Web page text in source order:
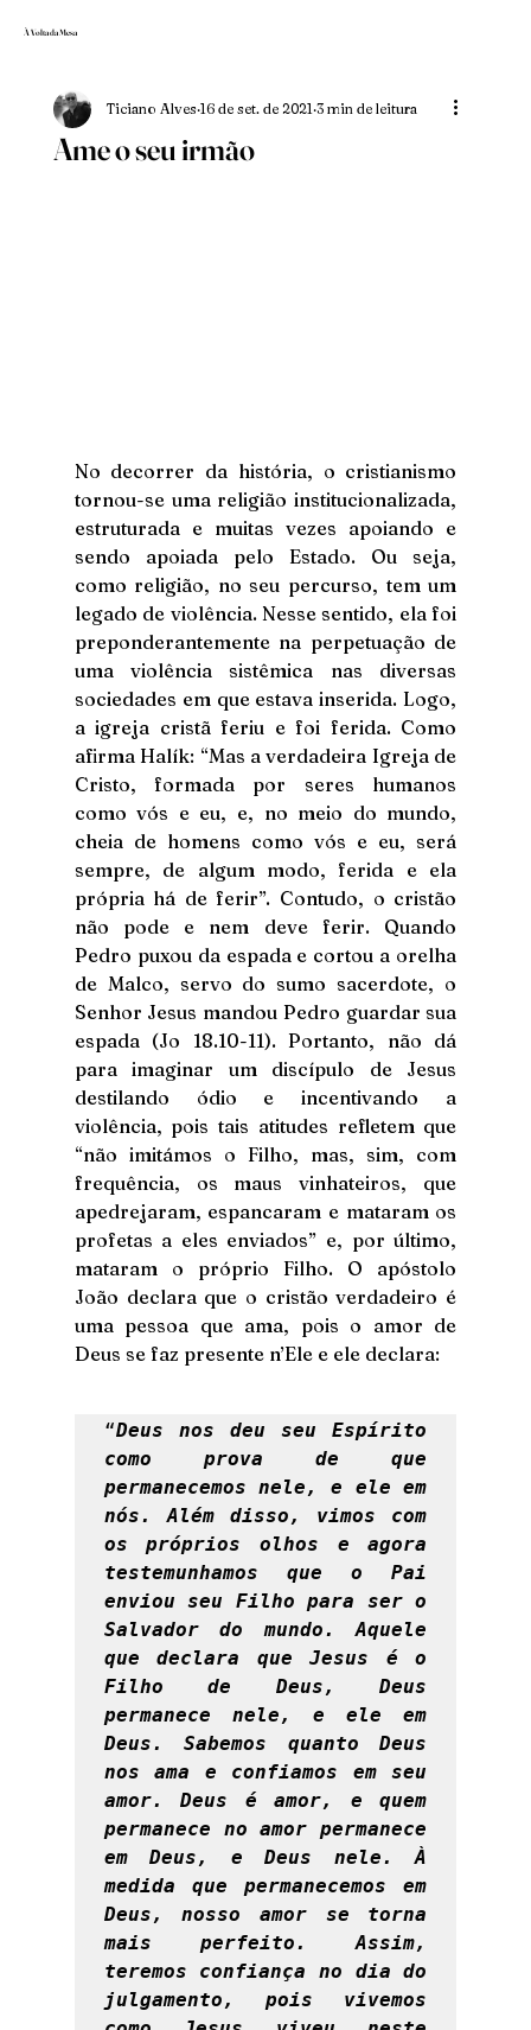
À Volta da Mesa
Ame o seu irmão
Ticiano Alves 16 de set. de 2021 3 min de leitura
No decorrer da história, o cristianismo
tornou-se uma religião institucionalizada,
estruturada e muitas vezes apoiando e
sendo apoiada pelo Estado. Ou seja,
como religião, no seu percurso, tem um
legado de violência. Nesse sentido, ela foi
preponderantemente na perpetuação de
uma violência sistêmica nas diversas
sociedades em que estava inserida. Logo,
a igreja cristã feriu e foi ferida. Como
afirma Halík: “Mas a verdadeira Igreja de
Cristo, formada por seres humanos
como vós e eu, e, no meio do mundo,
cheia de homens como vós e eu, será
sempre, de algum modo, ferida e ela
própria há de ferir”. Contudo, o cristão
não pode e nem deve ferir. Quando
Pedro puxou da espada e cortou a orelha
de Malco, servo do sumo sacerdote, o
Senhor Jesus mandou Pedro guardar sua
espada (Jo 18.10-11). Portanto, não dá
para imaginar um discípulo de Jesus
destilando ódio e incentivando a
violência, pois tais atitudes refletem que
“não imitámos o Filho, mas, sim, com
frequência, os maus vinhateiros, que
apedrejaram, espancaram e mataram os
profetas a eles enviados” e, por último,
mataram o próprio Filho. O apóstolo
João declara que o cristão verdadeiro é
uma pessoa que ama, pois o amor de
Deus se faz presente n’Ele e ele declara:
“Deus nos deu seu Espírito
como prova de que
permanecemos nele, e ele em
nós. Além disso, vimos com
os próprios olhos e agora
testemunhamos que o Pai
enviou seu Filho para ser o
Salvador do mundo. Aquele
que declara que Jesus é o
Filho de Deus, Deus
permanece nele, e ele em
Deus. Sabemos quanto Deus
nos ama e confiamos em seu
amor. Deus é amor, e quem
permanece no amor permanece
em Deus, e Deus nele. À
medida que permanecemos em
Deus, nosso amor se torna
mais perfeito. Assim,
teremos confiança no dia do
julgamento, pois vivemos